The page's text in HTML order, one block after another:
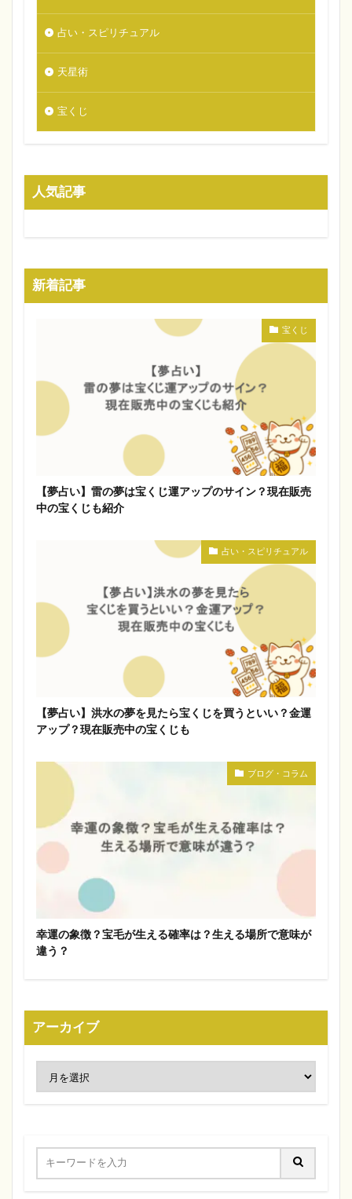
占い・スピリチュアル
天星術
宝くじ
人気記事
新着記事
宝くじ
【夢占い】雷の夢は宝くじ運アップのサイン？現在販売
中の宝くじも紹介
占い・スピリチュアル
【夢占い】洪水の夢を見たら宝くじを買うといい？金運
アップ？現在販売中の宝くじも
ブログ・コラム
幸運の象徴？宝毛が生える確率は？生える場所で意味が
違う？
アーカイブ